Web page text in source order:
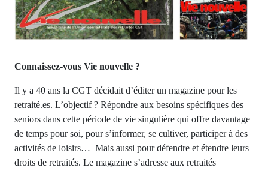
Connaissez-vous Vie nouvelle ?
Il y a 40 ans la CGT décidait d’éditer un magazine pour les
retraité.es. L’objectif ? Répondre aux besoins spécifiques des
seniors dans cette période de vie singulière qui offre davantage
de temps pour soi, pour s’informer, se cultiver, participer à des
activités de loisirs… Mais aussi pour défendre et étendre leurs
droits de retraités. Le magazine s’adresse aux retraités